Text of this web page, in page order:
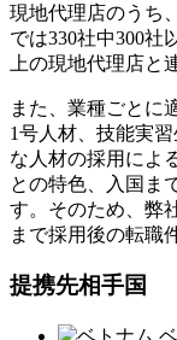
現地代理店のうち
では330社中300社
上の現地代理店と
また、業種ごとに
1号人材、技能実
な人材の採用によ
との特色、入国ま
す。そのため、弊
まで採用後の転職
提携先相手国